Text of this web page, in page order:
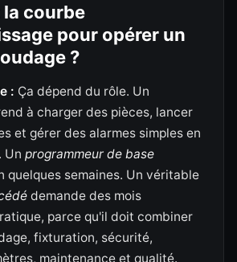
la courbe
pour opérer un
?
: Ça dépend du rôle. Un
à charger des pièces, lancer
et gérer des alarmes simples en
Un programmeur de base
quelques semaines. Un véritable
demande des mois
parce qu'il doit combiner
fixturation, sécurité,
maintenance et qualité.